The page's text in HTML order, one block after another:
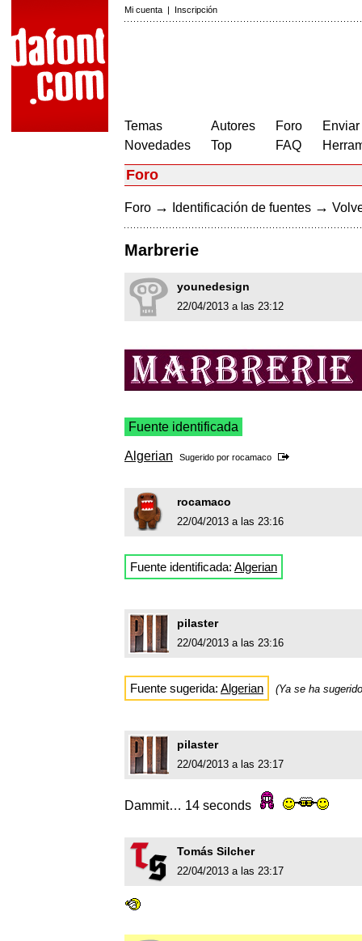
Mi cuenta | Inscripción
Temas
Novedades
Autores
Top
Foro
FAQ
Foro
Foro → Identificación de fuentes →
Marbrerie
younedesign
22/04/2013 a las 23:12
Fuente identificada
Algerian Sugerido por rocamaco
rocamaco
22/04/2013 a las 23:16
Fuente identificada: Algerian
pilaster
22/04/2013 a las 23:16
Fuente sugerida: Algerian (Ya se ha
pilaster
22/04/2013 a las 23:17
Dammit… 14 seconds
Tomás Silcher
22/04/2013 a las 23:17